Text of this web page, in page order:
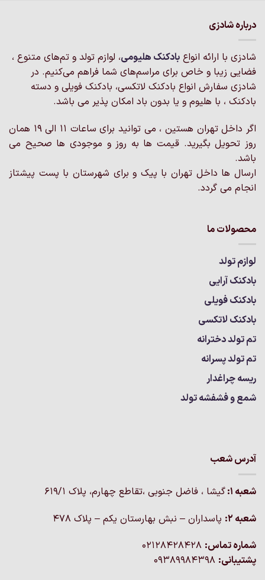
درباره شادزی
شادزی با ارائه انواع بادکنک‌ هلیومی، لوازم تولد و تم‌های متنوع ،
فضایی زیبا و خاص برای مراسم‌های شما فراهم می‌کنیم. در
شادزی سفارش انواع بادکنک لاتکسی، بادکنک فویلی و دسته
بادکنک ، با هلیوم و یا بدون باد امکان پذیر می باشد.
اگر داخل تهران هستین ، می توانید برای ساعات 11 الی 19 همان
روز تحویل بگیرید. قیمت ها به روز و موجودی ها صحیح می
باشد.
ارسال ها داخل تهران با پیک و برای شهرستان با پست پیشتاز
انجام می گردد.
محصولات ما
لوازم تولد
بادکنک آرایی
بادکنک فویلی
بادکنک لاتکسی
تم تولد دخترانه
تم تولد پسرانه
ریسه چراغدار
شمع و فشفشه تولد
آدرس شعب
شعبه 1:
گيشا ، فاضل جنوبی ،تقاطع چهارم، پلاک 619/1
شعبه 2:
پاسداران – نبش بهارستان یکم – پلاک ۴۷۸
شماره تماس:
پشتیبانی: